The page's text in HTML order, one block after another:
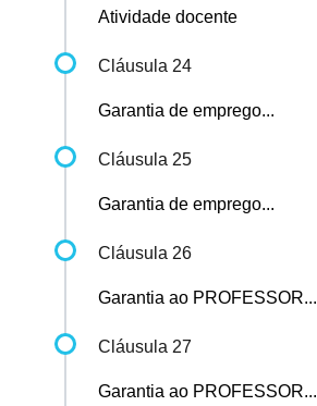
Atividade docente
Cláusula 24
Garantia de emprego...
Cláusula 25
Garantia de emprego...
Cláusula 26
Garantia ao PROFESSOR...
Cláusula 27
Garantia ao PROFESSOR...